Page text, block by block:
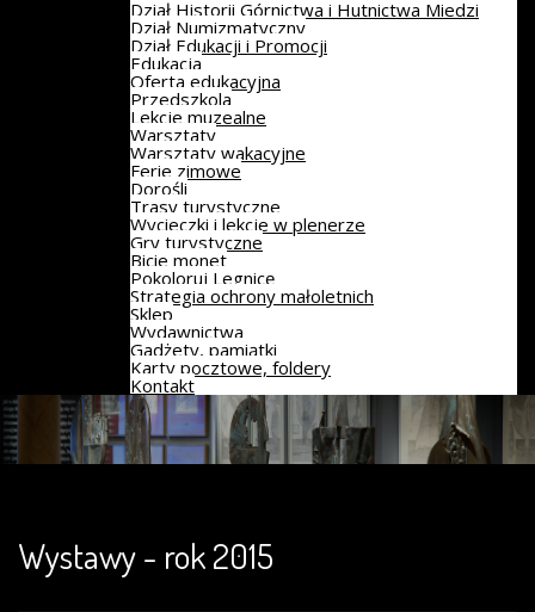
Dział Historii Górnictwa i Hutnictwa Miedzi
Dział Numizmatyczny
Dział Edukacji i Promocji
Edukacja
Oferta edukacyjna
Przedszkola
Lekcje muzealne
Warsztaty
Warsztaty wakacyjne
Ferie zimowe
Dorośli
Trasy turystyczne
Wycieczki i lekcje w plenerze
Gry turystyczne
Bicie monet
Pokoloruj Legnicę
Strategia ochrony małoletnich
Sklep
Wydawnictwa
Gadżety, pamiątki
Karty pocztowe, foldery
Kontakt
Wystawy - rok 2015